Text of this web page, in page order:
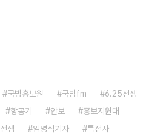
국방홍보원 국방fm
6.25전쟁
항공기 안보
홍보지원대
전쟁 임영식기자
특전사